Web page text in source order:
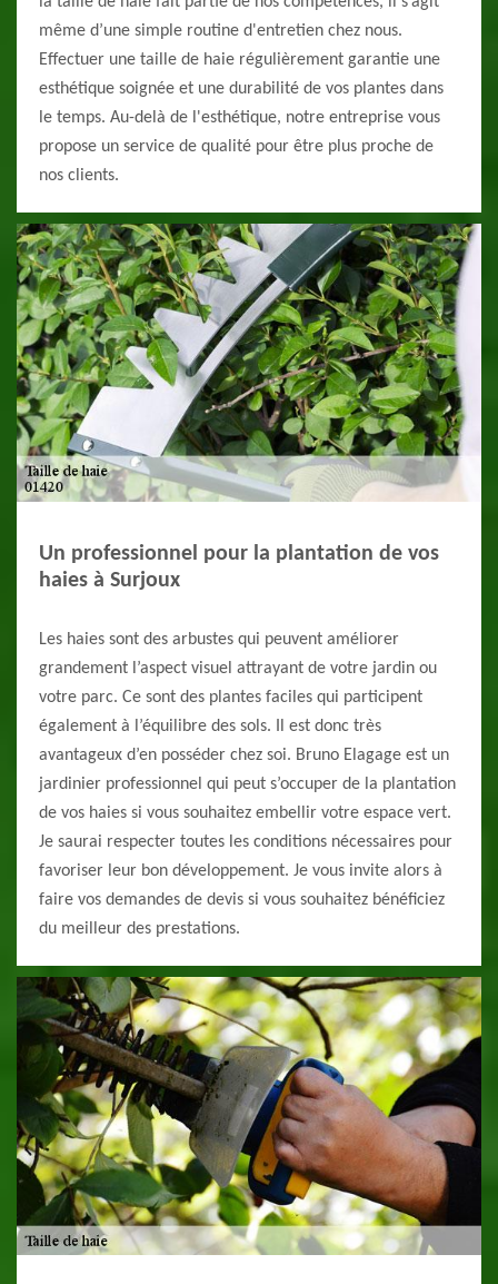
même d’une simple routine d'entretien chez nous.
Effectuer une taille de haie régulièrement garantie une
esthétique soignée et une durabilité de vos plantes dans
le temps. Au-delà de l'esthétique, notre entreprise vous
propose un service de qualité pour être plus proche de
nos clients.
Un professionnel pour la plantation de vos
haies à Surjoux
Les haies sont des arbustes qui peuvent améliorer
grandement l’aspect visuel attrayant de votre jardin ou
votre parc. Ce sont des plantes faciles qui participent
également à l’équilibre des sols. Il est donc très
avantageux d’en posséder chez soi. Bruno Elagage est un
jardinier professionnel qui peut s’occuper de la plantation
de vos haies si vous souhaitez embellir votre espace vert.
Je saurai respecter toutes les conditions nécessaires pour
favoriser leur bon développement. Je vous invite alors à
faire vos demandes de devis si vous souhaitez bénéficiez
du meilleur des prestations.